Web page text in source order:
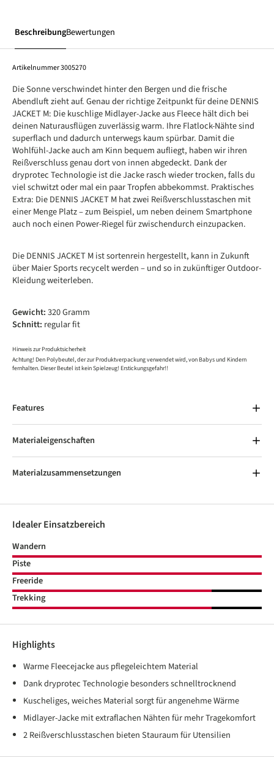
BeschreibungBewertungen
Artikelnummer3005270
Die Sonne verschwindet hinter den Bergen und die frische
Abendluft zieht auf. Genau der richtige Zeitpunkt für deine DENNIS
JACKET M: Die kuschlige Midlayer-Jacke aus Fleece hält dich bei
deinen Naturausflügen zuverlässig warm. Ihre Flatlock-Nähte sind
superflach und dadurch unterwegs kaum spürbar. Damit die
Wohlfühl-Jacke auch am Kinn bequem aufliegt, haben wir ihren
Reißverschluss genau dort von innen abgedeckt. Dank der
dryprotec Technologie ist die Jacke rasch wieder trocken, falls du
viel schwitzt oder mal ein paar Tropfen abbekommst. Praktisches
Extra: Die DENNIS JACKET M hat zwei Reißverschlusstaschen mit
einer Menge Platz – zum Beispiel, um neben deinem Smartphone
auch noch einen Power-Riegel für zwischendurch einzupacken.
Die DENNIS JACKET M ist sortenrein hergestellt, kann in Zukunft
über Maier Sports recycelt werden – und so in zukünftiger Outdoor-
Kleidung weiterleben.
Gewicht:320 Gramm
Schnitt: regular fit
Hinweis zur Produktsicherheit
Achtung! Den Polybeutel, der zur Produktverpackung verwendet wird, von Babys und Kindern
fernhalten. Dieser Beutel ist kein Spielzeug! Erstickungsgefahr!!
Features
Materialeigenschaften
Materialzusammensetzungen
Idealer Einsatzbereich
Wandern
Piste
Freeride
Trekking
Highlights
Warme Fleecejacke aus pflegeleichtem Material
Dank dryprotec Technologie besonders schnelltrocknend
Kuscheliges, weiches Material sorgt für angenehme Wärme
Midlayer-Jacke mit extraflachen Nähten für mehr Tragekomfort
2 Reißverschlusstaschen bieten Stauraum für Utensilien